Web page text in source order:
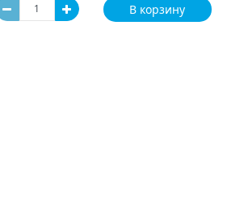
В корзину